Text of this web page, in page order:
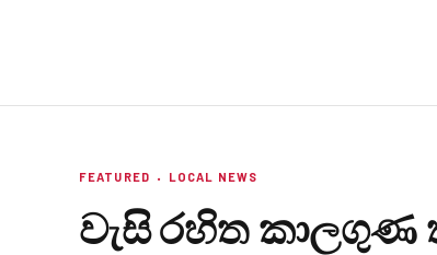
FEATURED LOCAL NEWS
වැසි රහිත